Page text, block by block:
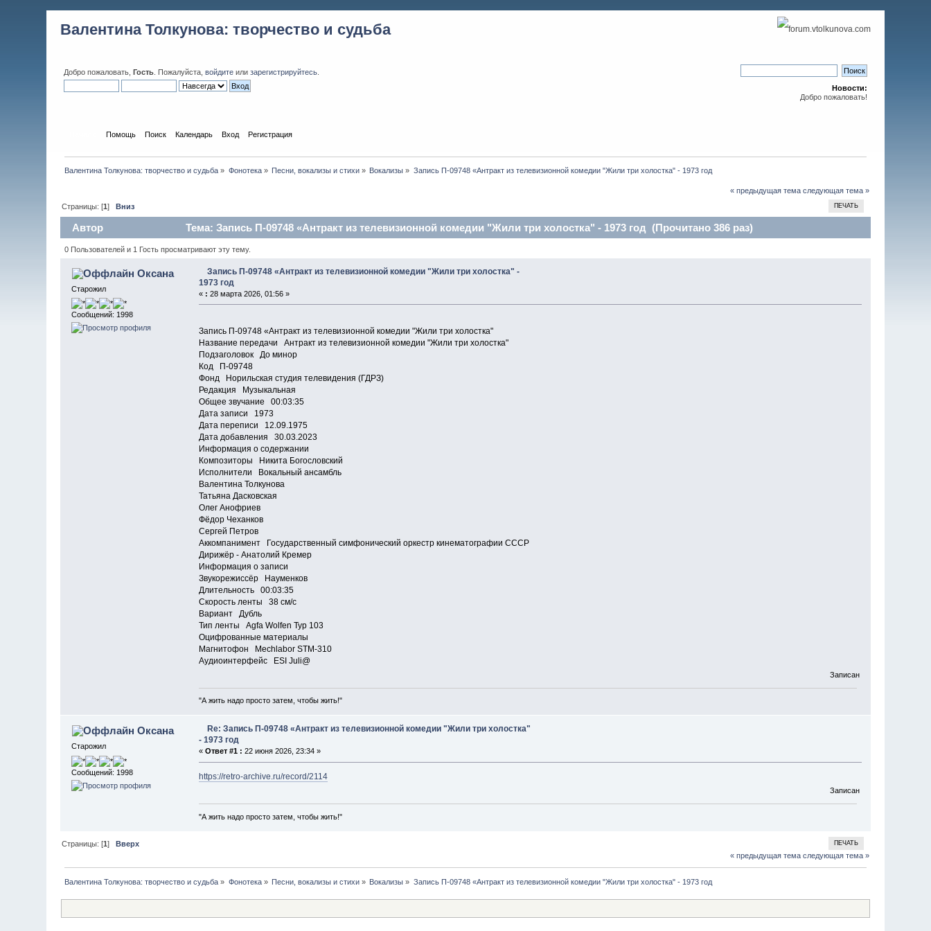
Валентина Толкунова: творчество и судьба
Добро пожаловать,Гость . Пожалуйста,войдите илизарегистрируйтесь
Новости:
Добро пожаловать!
Помощь Поиск Календарь Вход Регистрация
Валентина Толкунова: творчество и судьба » Фонотека» Песни, вокализы и стихи » Вокализы » Запись П-09748 «Антракт из телевизионной комедии "Жили три холостка" - 1973 год
« предыдущая тема следующая тема »
ПЕЧАТЬ
Страницы: [1]Вниз
Автор Тема: Запись П-09748 «Антракт из телевизионной комедии "Жили три холостка" - 1973 год (Прочитано 386 раз)
0 Пользователей и 1 Гость просматривают эту тему.
Оксана
Старожил
Сообщений: 1998
Запись П-09748 «Антракт из телевизионной комедии "Жили три холостка" -
1973 год
« : 28 марта 2026, 01:56 »
Запись П-09748 «Антракт из телевизионной комедии "Жили три холостка"
Название передачи Антракт из телевизионной комедии "Жили три холостка"
Подзаголовок До минор
Код П-09748
Фонд Норильская студия телевидения (ГДРЗ)
Редакция Музыкальная
Общее звучание 00:03:35
Дата записи 1973
Дата переписи 12.09.1975
Дата добавления 30.03.2023
Информация о содержании
Композиторы Никита Богословский
Исполнители Вокальный ансамбль
Валентина Толкунова
Татьяна Дасковская
Олег Анофриев
Фёдор Чеханков
Сергей Петров
Аккомпанимент Государственный симфонический оркестр кинематографии СССР
Дирижёр - Анатолий Кремер
Информация о записи
Звукорежиссёр Науменков
Длительность 00:03:35
Скорость ленты 38 см/с
Вариант Дубль
Тип ленты Agfa Wolfen Typ 103
Оцифрованные материалы
Магнитофон Mechlabor STM-310
Аудиоинтерфейс ESI Juli@
Записан
"А жить надо просто затем, чтобы жить!"
Оксана
Старожил
Сообщений: 1998
Re: Запись П-09748 «Антракт из телевизионной комедии "Жили три холостка"
- 1973 год
« Ответ #1 : 22 июня 2026, 23:34 »
https://retro-archive.ru/record/2114
Записан
"А жить надо просто затем, чтобы жить!"
ПЕЧАТЬ
Страницы: [1]Вверх
« предыдущая тема следующая тема »
Валентина Толкунова: творчество и судьба » Фонотека» Песни, вокализы и стихи » Вокализы » Запись П-09748 «Антракт из телевизионной комедии "Жили три холостка" - 1973 год